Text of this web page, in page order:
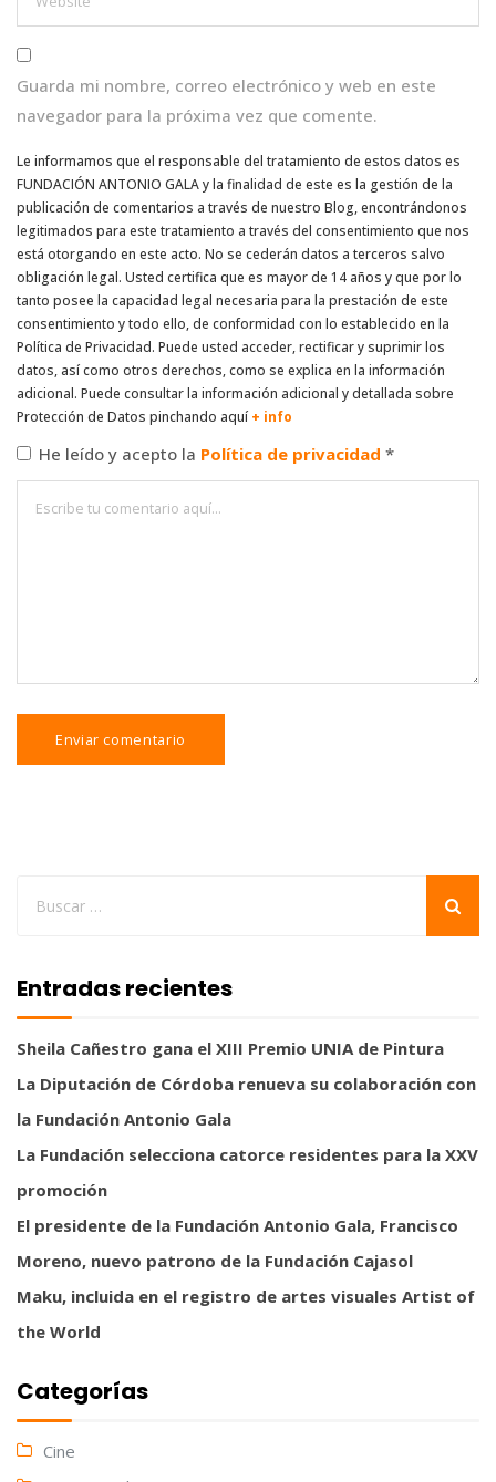
Guarda mi nombre, correo electrónico y web en este
navegador para la próxima vez que comente.
Le informamos que el responsable del tratamiento de estos datos es
FUNDACIÓN ANTONIO GALA y la finalidad de este es la gestión de la
publicación de comentarios a través de nuestro Blog, encontrándonos
legitimados para este tratamiento a través del consentimiento que nos
está otorgando en este acto. No se cederán datos a terceros salvo
obligación legal. Usted certifica que es mayor de 14 años y que por lo
tanto posee la capacidad legal necesaria para la prestación de este
consentimiento y todo ello, de conformidad con lo establecido en la
Política de Privacidad. Puede usted acceder, rectificar y suprimir los
datos, así como otros derechos, como se explica en la información
adicional. Puede consultar la información adicional y detallada sobre
Protección de Datos pinchando aquí + info
He leído y acepto la Política de privacidad *
Entradas recientes
Sheila Cañestro gana el XIII Premio UNIA de Pintura
La Diputación de Córdoba renueva su colaboración con
la Fundación Antonio Gala
La Fundación selecciona catorce residentes para la XXV
promoción
El presidente de la Fundación Antonio Gala, Francisco
Moreno, nuevo patrono de la Fundación Cajasol
Maku, incluida en el registro de artes visuales Artist of
the World
Categorías
Cine